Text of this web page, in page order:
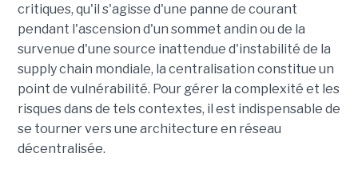
critiques, qu'il s'agisse d'une panne de courant
pendant l'ascension d'un sommet andin ou de la
survenue d'une source inattendue d'instabilité de la
supply chain mondiale, la centralisation constitue un
point de vulnérabilité. Pour gérer la complexité et les
risques dans de tels contextes, il est indispensable de
se tourner vers une architecture en réseau
décentralisée.